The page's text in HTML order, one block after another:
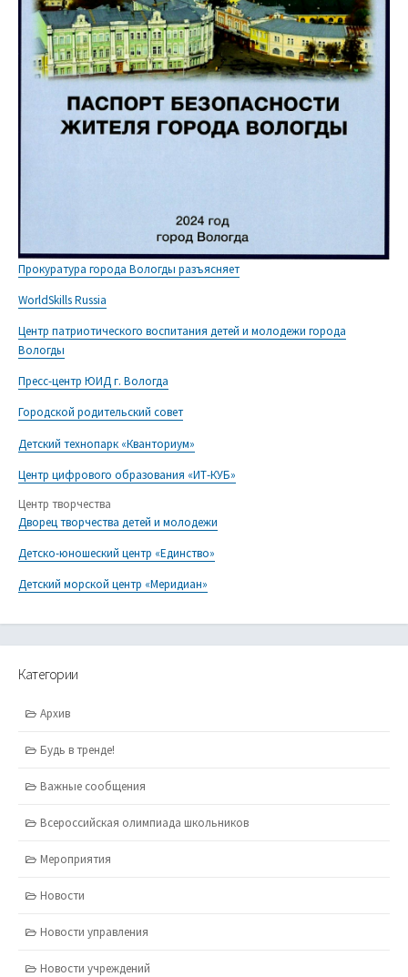
Прокуратура города Вологды разъясняет
WorldSkills Russia
Центр патриотического воспитания детей и молодежи города
Вологды
Пресс-центр ЮИД г. Вологда
Городской родительский совет
Детский технопарк «Кванториум»
Центр цифрового образования «ИТ-КУБ»
Центр творчества
Дворец творчества детей и молодежи
Детско-юношеский центр «Единство»
Детский морской центр «Меридиан»
Категории
Архив
Будь в тренде!
Важные сообщения
Всероссийская олимпиада школьников
Мероприятия
Новости
Новости управления
Новости учреждений